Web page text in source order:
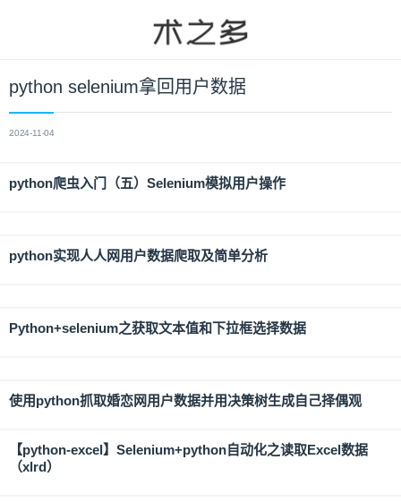
python selenium拿回用户数据
2024-11-04
python爬虫入门（五）Selenium模拟用户操作
python实现人人网用户数据爬取及简单分析
Python+selenium之获取文本值和下拉框选择数据
使用python抓取婚恋网用户数据并用决策树生成自己择偶观
【python-excel】Selenium+python自动化之读取Excel数据
（xlrd）